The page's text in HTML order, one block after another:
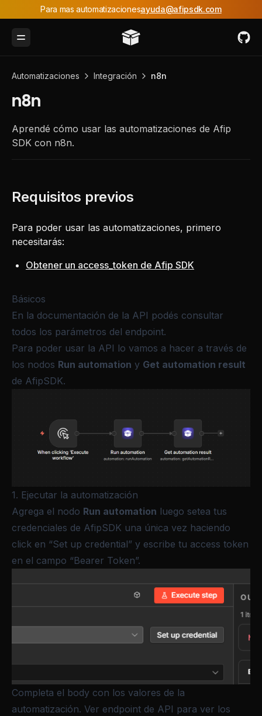
Para mas automatizacionesayuda@afipsdk.com
Toggle Menu
Automatizaciones Integración n8n
n8n
Aprendé cómo usar las automatizaciones de Afip
SDK con n8n.
Para poder usar las automatizaciones, primero
necesitarás:
Obtener un access_token de Afip SDK
Básicos
En la documentación de la API podés consultar
todos los parámetros del endpoint.
Para poder usar la API lo vamos a hacer a través de
los nodos Run automation y Get automation result
de AfipSDK.
1. Ejecutar la automatización
Agrega el nodo Run automation luego setea tus
credenciales de AfipSDK una única vez haciendo
click en “Set up credential” y escribe tu access token
en el campo “Bearer Token”.
Completa el body con los valores de la
automatización. Ver endpoint de API para ver los